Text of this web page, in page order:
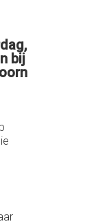
bij